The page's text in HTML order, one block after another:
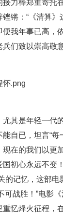
力棒郑重寄托
锵：“《清算》
我年事已高，
们致以崇高敬
其是年轻一代
自已，坦言“
在的我们以更
初心永远不变
的记忆，这部电
可战胜！”电影
忆烽火征程，